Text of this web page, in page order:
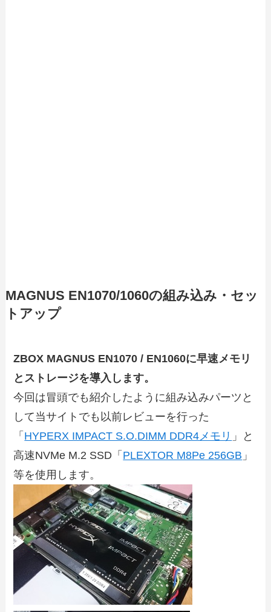
MAGNUS EN1070/1060の組み込み・セッ
トアップ
ZBOX MAGNUS EN1070 / EN1060に早速メモリ
とストレージを導入します。
今回は冒頭でも紹介したように組み込みパーツと
して当サイトでも以前レビューを行った
「 HYPERX IMPACT S.O.DIMM DDR4メモリ 」と
高速NVMe M.2 SSD「 PLEXTOR M8Pe 256GB 」
等を使用します。